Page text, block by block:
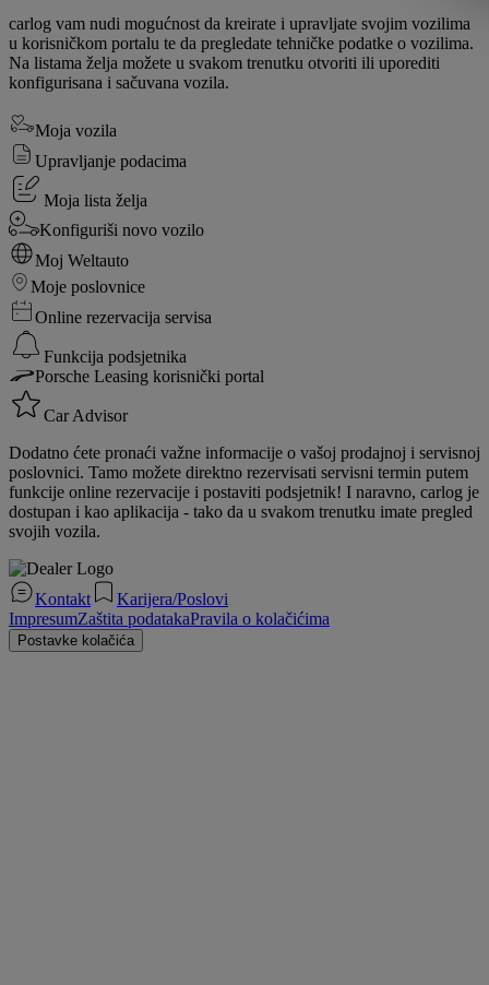
carlog vam nudi mogućnost da kreirate i upravljate svojim vozilima
u korisničkom portalu te da pregledate tehničke podatke o vozilima.
Na listama želja možete u svakom trenutku otvoriti ili uporediti
konfigurisana i sačuvana vozila.
Moja vozila
Upravljanje podacima
Moja lista želja
Konfiguriši novo vozilo
Moj Weltauto
Moje poslovnice
Online rezervacija servisa
Funkcija podsjetnika
Porsche Leasing korisnički portal
Car Advisor
Dodatno ćete pronaći važne informacije o vašoj prodajnoj i servisnoj
poslovnici. Tamo možete direktno rezervisati servisni termin putem
funkcije online rezervacije i postaviti podsjetnik! I naravno, carlog je
dostupan i kao aplikacija - tako da u svakom trenutku imate pregled
svojih vozila.
Kontakt
Karijera/Poslovi
ImpresumZaštita podatakaPravila o kolačićima
Postavke kolačića